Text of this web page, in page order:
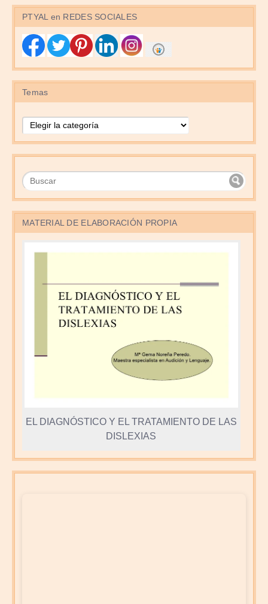
PTYAL en REDES SOCIALES
Temas
MATERIAL DE ELABORACIÓN PROPIA
EL DIAGNÓSTICO Y EL TRATAMIENTO DE LAS
DISLEXIAS